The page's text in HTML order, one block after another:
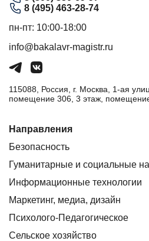
8 (495) 463-28-74
пн-пт: 10:00-18:00
info@bakalavr-magistr.ru
115088, Россия, г. Москва, 1-ая
помещение 306, 3 этаж,
Направления
Безопасность
Гуманитарные и социальные
Информационные технологии
Маркетинг, медиа, дизайн
Психолого-Педагогическое
Сельское хозяйство